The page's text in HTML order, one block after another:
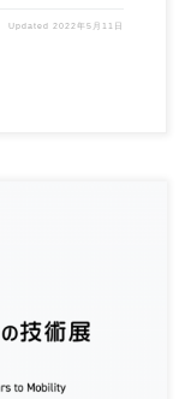
Updated 2022年5月11日
ビリティへ”の技術展